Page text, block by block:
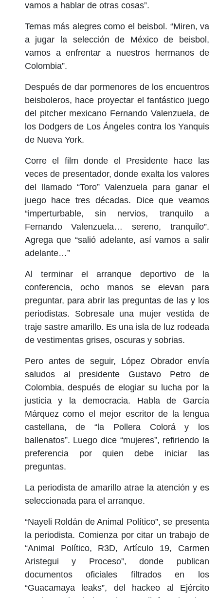
vamos a hablar de otras cosas”.
Temas más alegres como el beisbol. “Miren, va
a jugar la selección de México de beisbol,
vamos a enfrentar a nuestros hermanos de
Colombia”.
Después de dar pormenores de los encuentros
beisboleros, hace proyectar el fantástico juego
del pitcher mexicano Fernando Valenzuela, de
los Dodgers de Los Ángeles contra los Yanquis
de Nueva York.
Corre el film donde el Presidente hace las
veces de presentador, donde exalta los valores
del llamado “Toro” Valenzuela para ganar el
juego hace tres décadas. Dice que veamos
“imperturbable, sin nervios, tranquilo a
Fernando Valenzuela… sereno, tranquilo”.
Agrega que “salió adelante, así vamos a salir
adelante…”
Al terminar el arranque deportivo de la
conferencia, ocho manos se elevan para
preguntar, para abrir las preguntas de las y los
periodistas. Sobresale una mujer vestida de
traje sastre amarillo. Es una isla de luz rodeada
de vestimentas grises, oscuras y sobrias.
Pero antes de seguir, López Obrador envía
saludos al presidente Gustavo Petro de
Colombia, después de elogiar su lucha por la
justicia y la democracia. Habla de García
Márquez como el mejor escritor de la lengua
castellana, de “la Pollera Colorá y los
ballenatos”. Luego dice “mujeres”, refiriendo la
preferencia por quien debe iniciar las
preguntas.
La periodista de amarillo atrae la atención y es
seleccionada para el arranque.
“Nayeli Roldán de Animal Político”, se presenta
la periodista. Comienza por citar un trabajo de
“Animal Político, R3D, Artículo 19, Carmen
Aristegui y Proceso”, donde publican
documentos oficiales filtrados en los
“Guacamaya leaks”, del hackeo al Ejército